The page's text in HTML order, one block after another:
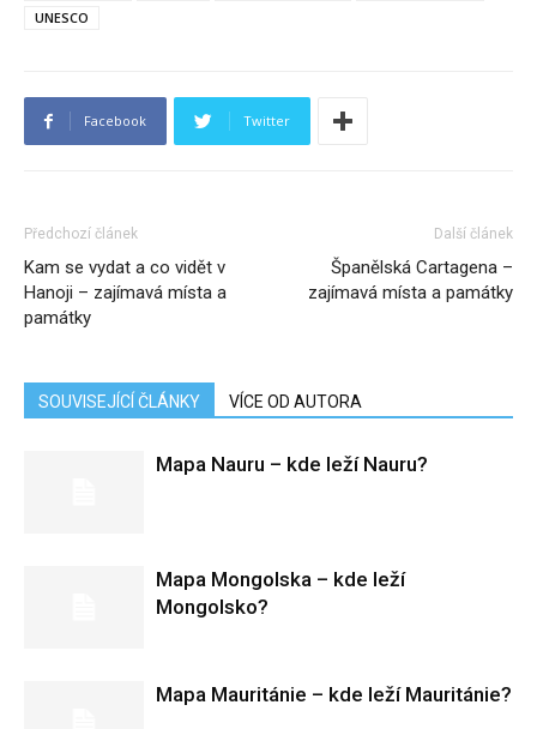
UNESCO
Facebook Twitter
Předchozí článek
Kam se vydat a co vidět v
Hanoji – zajímavá místa a
památky
Další článek
Španělská Cartagena –
zajímavá místa a památky
SOUVISEJÍCÍ ČLÁNKY VÍCE OD AUTORA
Mapa Nauru – kde leží Nauru?
Mapa Mongolska – kde leží
Mongolsko?
Mapa Mauritánie – kde leží Mauritánie?